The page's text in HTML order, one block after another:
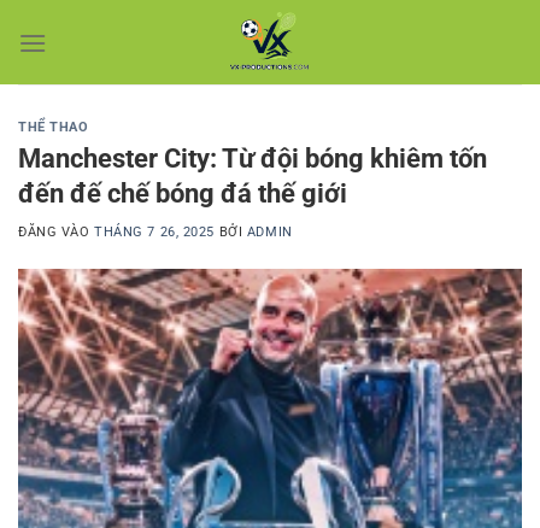
qua
THỂ THAO
Manchester City: Từ đội bóng khiêm tốn
đến đế chế bóng đá thế giới
ĐĂNG VÀOTHÁNG 7 26, 2025 BỞI ADMIN